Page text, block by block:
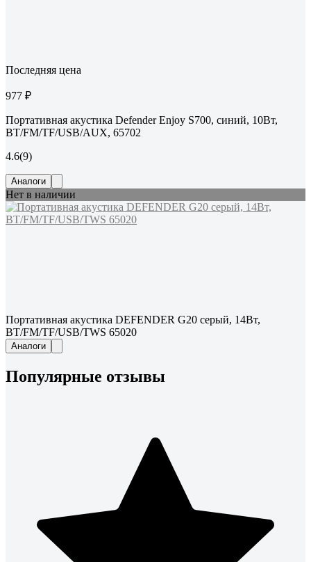
Последняя цена
977 ₽
Портативная акустика Defender Enjoy S700, синий, 10Вт,
BT/FM/TF/USB/AUX, 65702
4.6(9)
Аналоги
Нет в наличии
Портативная акустика DEFENDER G20 серый, 14Вт,
BT/FM/TF/USB/TWS 65020
Аналоги
Популярные отзывы